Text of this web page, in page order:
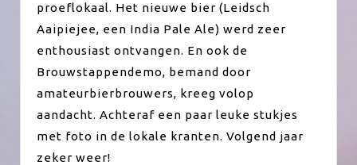
proeflokaal. Het nieuwe bier (Leidsch
Aaipiejee, een India Pale Ale) werd zeer
enthousiast ontvangen. En ook de
Brouwstappendemo, bemand door
amateurbierbrouwers, kreeg volop
aandacht. Achteraf een paar leuke stukjes
met foto in de lokale kranten. Volgend jaar
zeker weer!